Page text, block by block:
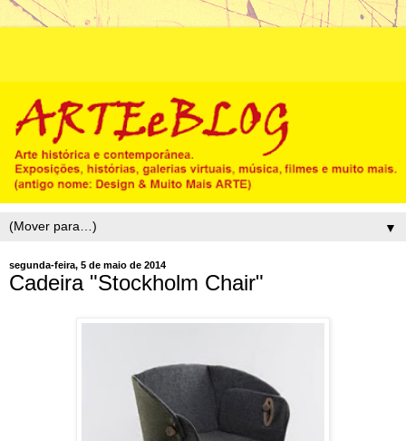
▼
segunda-feira, 5 de maio de 2014
Cadeira "Stockholm Chair"